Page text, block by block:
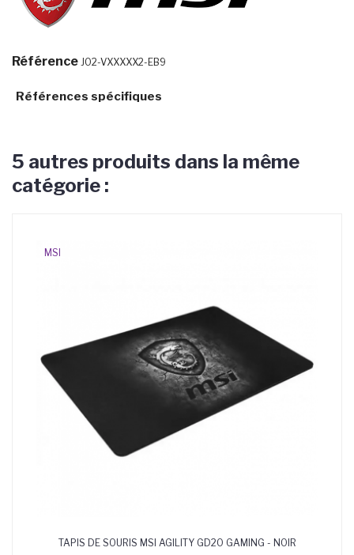
Référence J02-VXXXXX2-EB9
Références spécifiques
5 autres produits dans la même
catégorie :
MSI
TAPIS DE SOURIS MSI AGILITY GD20 GAMING - NOIR